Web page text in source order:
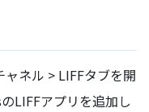
ネル > LIFFタブを開
LIFFアプリを追加し